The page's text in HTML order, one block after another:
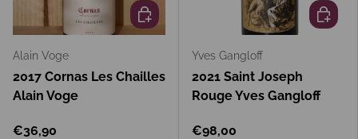
Alain Voge
2017 Cornas Les Chailles
Alain Voge
€36,90
In den Warenkorb
Yves Gangloff
2021 Saint Joseph
Rouge Yves Gangloff
€98,00
In den